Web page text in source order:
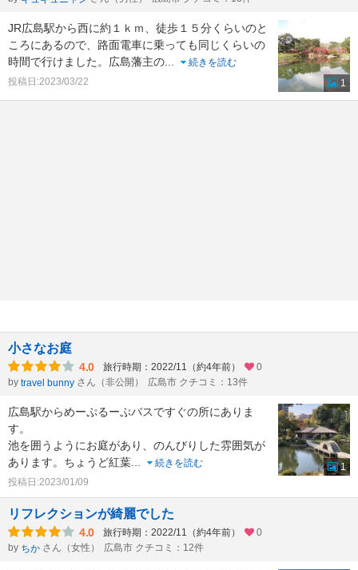
JR広島駅から西に約１ｋｍ、徒歩１５分くらいのと
ころにあるので、路面電車に乗っても同じくらいの
時間で行けました。広島藩主の
続きを読む
投稿日:2023/03/22
1
小さなお庭
4.0 旅行時期：2022/11（約4年前）
0
by travel bunny さん（非公開） 広島市 クチコミ：13件
広島駅からめーぷるーぷバスですぐの所にありま
す。
池を囲うようにお庭があり、のんびりした雰囲気が
あります。ちょうど紅葉
続きを読む
投稿日:2023/01/09
1
リフレクションが綺麗でした
4.0 旅行時期：2022/11（約4年前）
0
by ちか さん（女性） 広島市 クチコミ：12件